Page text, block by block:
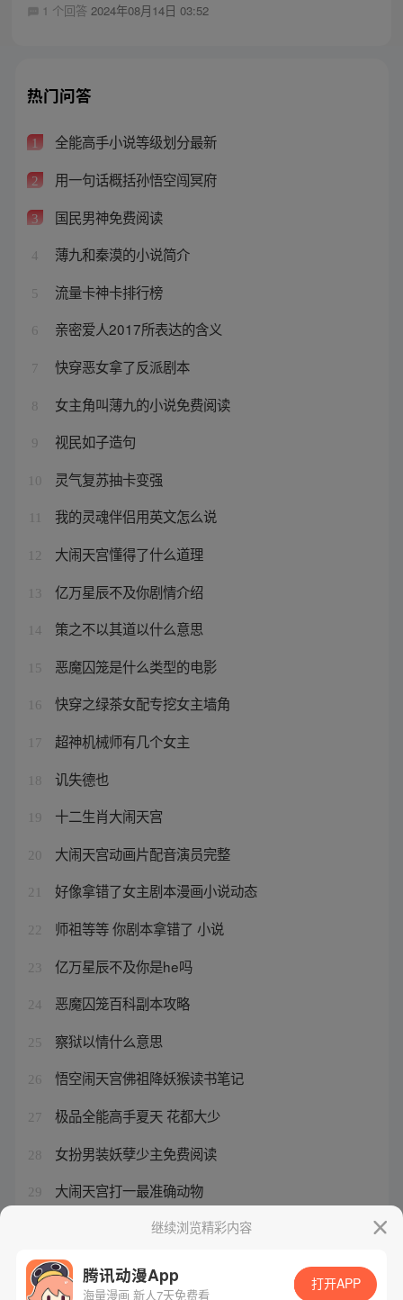
1 个回答 2024年08月14日 03:52
热门问答
1 全能高手小说等级划分最新
2 用一句话概括孙悟空闯冥府
3 国民男神免费阅读
4 薄九和秦漠的小说简介
5 流量卡神卡排行榜
6 亲密爱人2017所表达的含义
7 快穿恶女拿了反派剧本
8 女主角叫薄九的小说免费阅读
9 视民如子造句
10 灵气复苏抽卡变强
我的灵魂伴侣用英文怎么说
12 大闹天宫懂得了什么道理
13 亿万星辰不及你剧情介绍
14 策之不以其道以什么意思
15 恶魔囚笼是什么类型的电影
16 快穿之绿茶女配专挖女主墙角
17 超神机械师有几个女主
18 讥失德也
19 十二生肖大闹天宫
20 大闹天宫动画片配音演员完整
21 好像拿错了女主剧本漫画小说动态
22 师祖等等 你剧本拿错了 小说
23 亿万星辰不及你是he吗
24 恶魔囚笼百科副本攻略
25 察狱以情什么意思
26 悟空闹天宫佛祖降妖猴读书笔记
27 极品全能高手夏天 花都大少
28 女扮男装妖孽少主免费阅读
29 大闹天宫打一最准确动物
悟空闹天宫主要内容概括继续浏览精彩内容
腾讯动漫App
海量漫画 新人7天免费看
打开APP